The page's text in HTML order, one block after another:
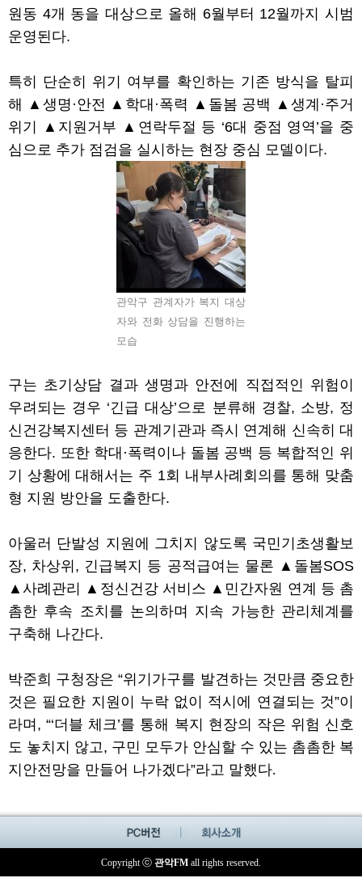
원동 4개 동을 대상으로 올해 6월부터 12월까지 시범
운영된다.
특히 단순히 위기 여부를 확인하는 기존 방식을 탈피
해
▲ 생명 ·안전 ▲ 학대 ·폭력 ▲ 돌봄 공백 ▲생계 ·주거
위기
▲ 지원거부 ▲ 연락두절 등 ‘6대 중점 영역’을 중
심으로 추가 점검을 실시하는 현장 중심 모델이다.
관악구 관계자가 복지 대상
자와 전화 상담을 진행하는
모습
구는 초기상담 결과 생명과 안전에 직접적인 위험이
우려되는 경우 ‘긴급 대상’으로 분류해 경찰, 소방, 정
신건강복지센터 등 관계기관과 즉시 연계해 신속히 대
응한다. 또한 학대 ·폭력이나 돌봄 공백 등 복합적인 위
기 상황에 대해서는 주 1회 내부사례회의를 통해 맞춤
형 지원 방안을 도출한다.
아울러 단발성 지원에 그치지 않도록 국민기초생활보
장, 차상위 , 긴급복지 등 공적급여는 물론 ▲ 돌봄SOS
▲사례관리 ▲ 정신건강 서비스 ▲ 민간자원 연계 등 촘
촘한 후속 조치를 논의하며 지속 가능한 관리체계를
구축해 나간다.
박준희 구청장은“위기가구를 발견하는 것만큼 중요한
것은 필요한 지원이 누락 없이 적시에 연결되는 것”이
라며 , “‘더블 체크’를 통해 복지 현장의 작은 위험 신호
도 놓치지 않고, 구민 모두가 안심할 수 있는 촘촘한 복
지안전망을 만들어 나가겠다”라고 말했다.
Copyright ⓒ 관악FM all rights reserved.